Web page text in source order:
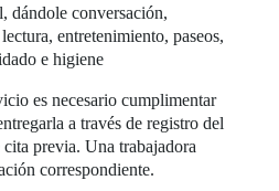
dándole conversación,
entretenimiento, paseos,
e higiene
es necesario cumplimentar
a través de registro del
previa. Una trabajadora
correspondiente.